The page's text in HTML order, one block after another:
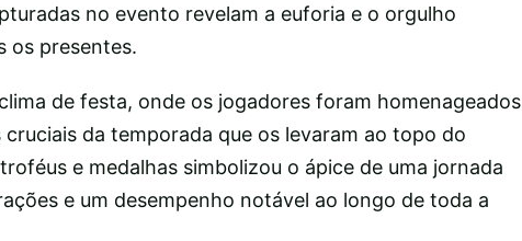
no evento revelam a euforia e o orgulho
os presentes.
de festa, onde os jogadores foram homenageados
da temporada que os levaram ao topo do
e medalhas simbolizou o ápice de uma jornada
e um desempenho notável ao longo de toda a